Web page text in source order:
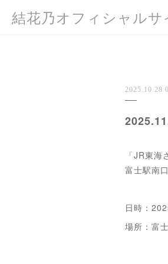
結花乃オフィシャルサ
2025.10.28
「JR東
富士駅南
日時：
場所：富